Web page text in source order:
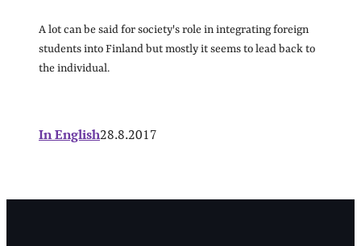
A lot can be said for society's role in integrating foreign
students into Finland but mostly it seems to lead back to
the individual.
In English28.8.2017